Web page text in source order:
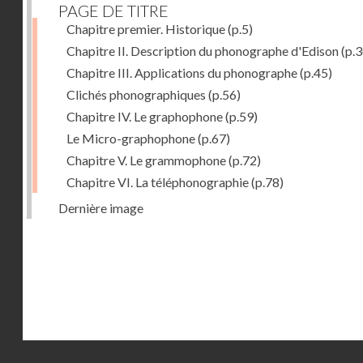
PAGE DE TITRE
Chapitre premier. Historique(p.5)
Chapitre II. Description du phonographe d'Edison
Chapitre III. Applications du phonographe(p.45)
Clichés phonographiques (p.56)
Chapitre IV. Le graphophone(p.59)
Le Micro-graphophone(p.67)
Chapitre V. Le grammophone(p.72)
Chapitre VI. La téléphonographie(p.78)
Dernière image